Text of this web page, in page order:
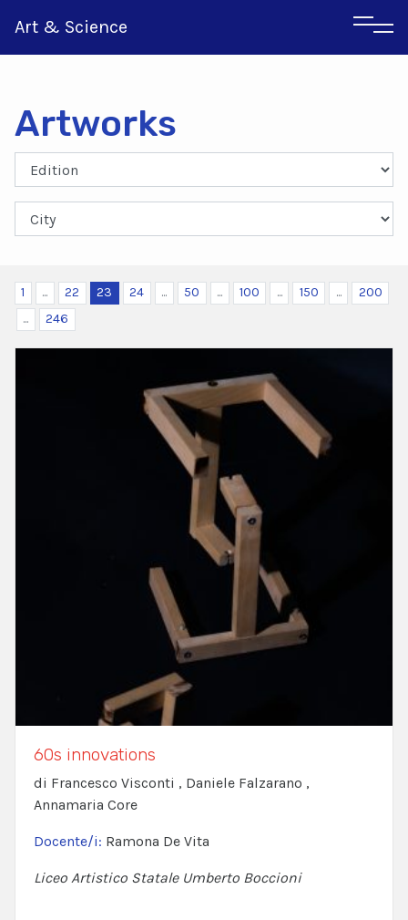
Art & Science
Greek
Artworks
1 ... 22 23 24 ... 50 ... 100 ... 150 ...
200
...
246
60s innovations
di Francesco Visconti , Daniele Falzarano ,
Annamaria Core
Docente/i: Ramona De Vita
Liceo Artistico Statale Umberto Boccioni